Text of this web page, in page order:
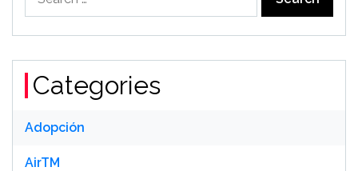
for:
Categories
Adopción
AirTM